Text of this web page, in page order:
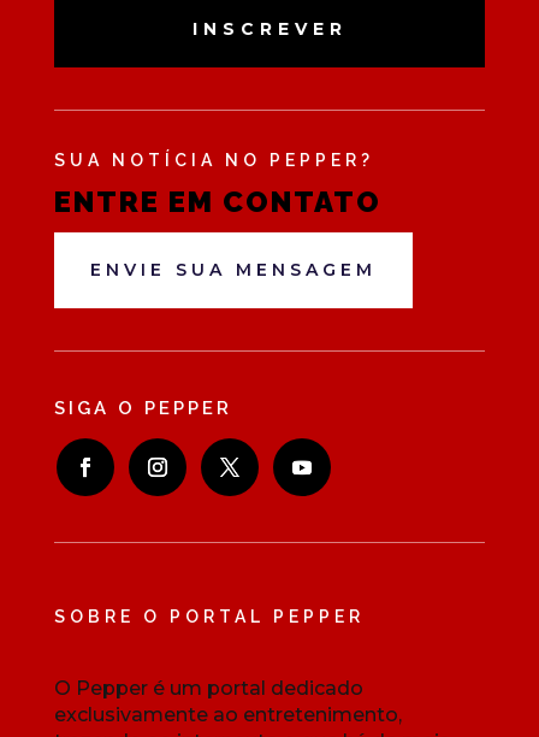
INSCREVER
SUA NOTÍCIA NO PEPPER?
ENTRE EM CONTATO
ENVIE SUA MENSAGEM
SIGA O PEPPER
SOBRE O PORTAL PEPPER
O Pepper é um portal dedicado
exclusivamente ao entretenimento,